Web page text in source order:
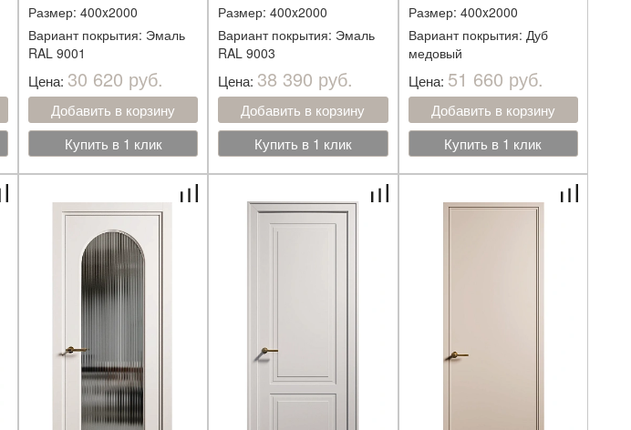
Размер: 400x2000
Вариант покрытия: Эмаль
RAL 9001
Цена: 30 620 руб.
Добавить в корзину
Купить в 1 клик
Размер: 400x2000
Вариант покрытия: Эмаль
RAL 9003
Цена: 38 390 руб.
Добавить в корзину
Купить в 1 клик
Размер: 400x2000
Вариант покрытия: Дуб
медовый
Цена: 51 660 руб.
Добавить в корзину
Купить в 1 клик